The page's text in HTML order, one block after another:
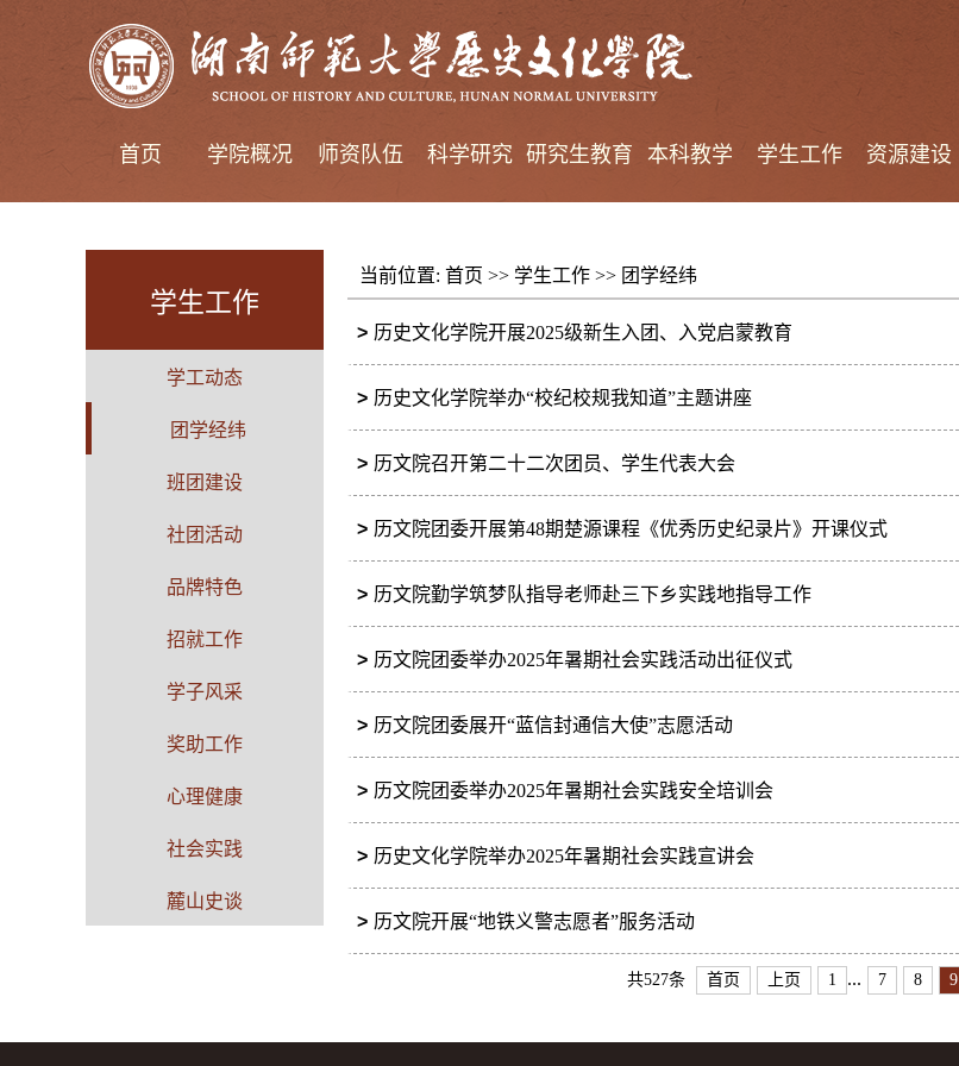
首页 学院概况 师资队伍 科学研究 研究生教育 本科教学 学生工作 资源建设
学生工作
学工动态
团学经纬
班团建设
社团活动
品牌特色
招就工作
学子风采
奖助工作
心理健康
社会实践
麓山史谈
当前位置: 首页 >> 学生工作 >> 团学经纬
> 历史文化学院开展2025级新生入团、入党启蒙教育
> 历史文化学院举办“校纪校规我知道”主题讲座
> 历文院召开第二十二次团员、学生代表大会
> 历文院团委开展第48期楚源课程《优秀历史纪录片》开课仪式
> 历文院勤学筑梦队指导老师赴三下乡实践地指导工作
> 历文院团委举办2025年暑期社会实践活动出征仪式
> 历文院团委展开“蓝信封通信大使”志愿活动
> 历文院团委举办2025年暑期社会实践安全培训会
> 历史文化学院举办2025年暑期社会实践宣讲会
> 历文院开展“地铁义警志愿者”服务活动
共527条 首页 上页 1 ... 7 8 9